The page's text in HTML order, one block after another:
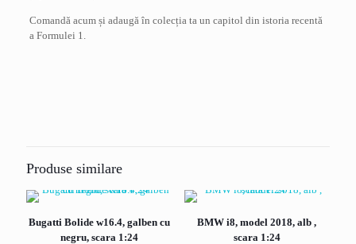
Comandă acum și adaugă în colecția ta un capitol din istoria recentă
a Formulei 1.
2024, no. 63, G.Russell, Bburago 1/43”
marcate cu*
Produse similare
Bugatti Bolide w16.4, galben cu
negru, scara 1:24
BMW i8, model 2018, alb ,
scara 1:24